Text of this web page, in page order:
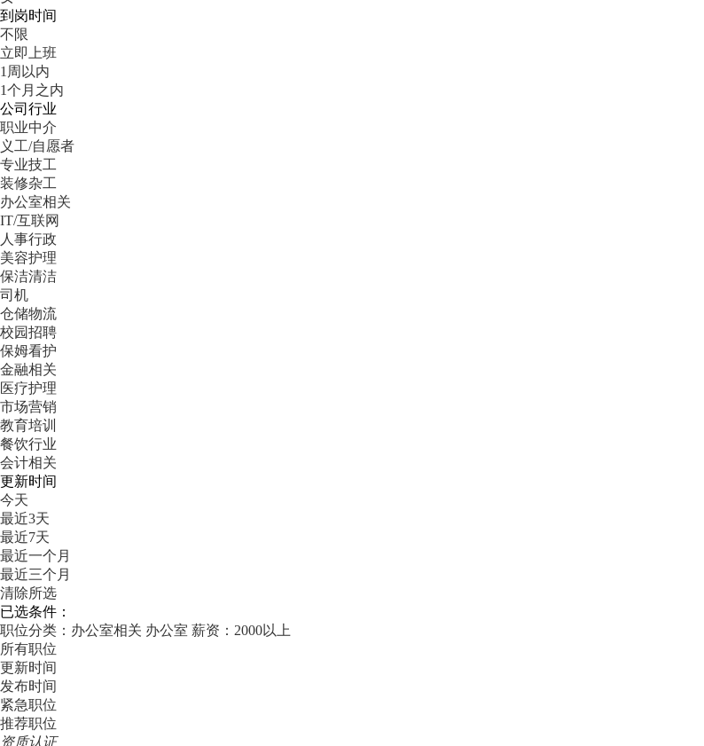
到岗时间
不限
立即上班
1周以内
1个月之内
公司行业
职业中介
义工/自愿者
专业技工
装修杂工
办公室相关
IT/互联网
人事行政
美容护理
保洁清洁
司机
仓储物流
校园招聘
保姆看护
金融相关
医疗护理
市场营销
教育培训
餐饮行业
会计相关
更新时间
今天
最近3天
最近7天
最近一个月
最近三个月
清除所选
已选条件：
职位分类：办公室相关 办公室 薪资：2000以上
所有职位
更新时间
发布时间
紧急职位
推荐职位
资质认证